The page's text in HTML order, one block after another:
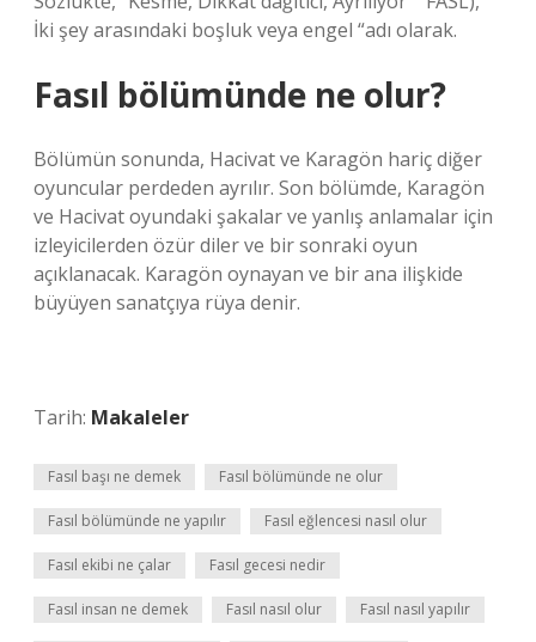
İki şey arasındaki boşluk veya engel “adı olarak.
Fasıl bölümünde ne olur?
Bölümün sonunda, Hacivat ve Karagön hariç diğer
oyuncular perdeden ayrılır. Son bölümde, Karagön
ve Hacivat oyundaki şakalar ve yanlış anlamalar için
izleyicilerden özür diler ve bir sonraki oyun
açıklanacak. Karagön oynayan ve bir ana ilişkide
büyüyen sanatçıya rüya denir.
Tarih: Makaleler
Fasıl başı ne demek Fasıl bölümünde ne olur
Fasıl bölümünde ne yapılır Fasıl eğlencesi nasıl olur
Fasıl ekibi ne çalar Fasıl gecesi nedir
Fasıl insan ne demek Fasıl nasıl olur Fasıl nasıl yapılır